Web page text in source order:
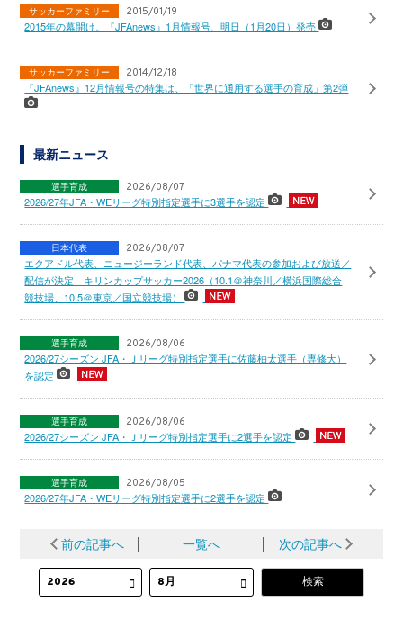
サッカーファミリー 2015/01/19
2015年の幕開け。『JFAnews』1月情報号、明日（1月20日）発売
サッカーファミリー 2014/12/18
『JFAnews』12月情報号の特集は、「世界に通用する選手の育成」第2弾
最新ニュース
選手育成 2026/08/07
2026/27年JFA・WEリーグ特別指定選手に3選手を認定
日本代表 2026/08/07
エクアドル代表、ニュージーランド代表、パナマ代表の参加および放送／
配信が決定 キリンカップサッカー2026（10.1＠神奈川／横浜国際総合
競技場、10.5＠東京／国立競技場）
選手育成 2026/08/06
2026/27シーズン JFA・Ｊリーグ特別指定選手に佐藤柚太選手（専修大）
を認定
選手育成 2026/08/06
2026/27シーズン JFA・Ｊリーグ特別指定選手に2選手を認定
選手育成 2026/08/05
2026/27年JFA・WEリーグ特別指定選手に2選手を認定
前の記事へ │ 一覧へ │ 次の記事へ